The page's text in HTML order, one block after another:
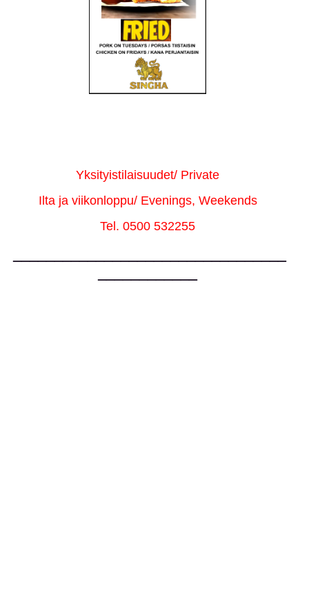
Yksityistilaisuudet/ Private
Ilta ja viikonloppu/ Evenings, Weekends
Tel. 0500 532255